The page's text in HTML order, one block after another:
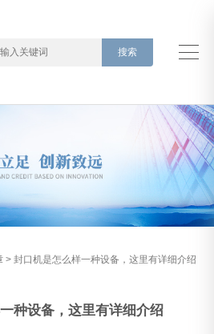
> 封口机是怎么样一种设备，这里有详细介绍
种设备，这里有详细介绍